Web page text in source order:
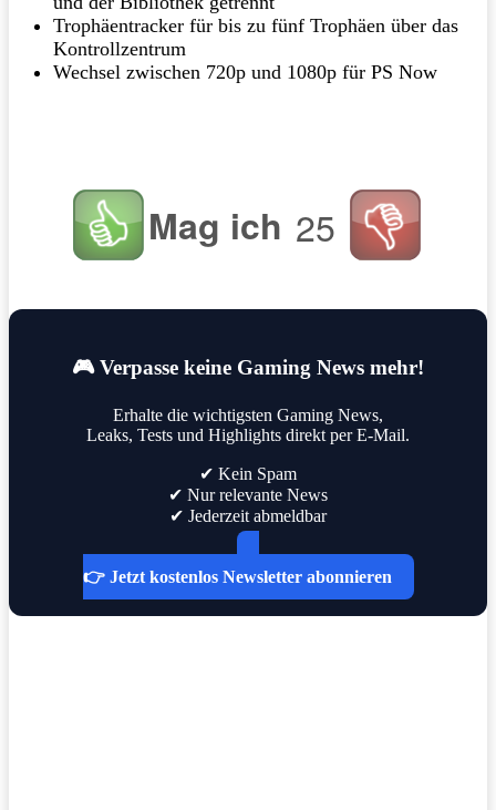
Trophäentracker für bis zu fünf Trophäen über das
Kontrollzentrum
Wechsel zwischen 720p und 1080p für PS Now
Mag ich 25
🎮 Verpasse keine Gaming News mehr!
Erhalte die wichtigsten Gaming News,
Leaks, Tests und Highlights direkt per E-Mail.
✔ Kein Spam
✔ Nur relevante News
✔ Jederzeit abmeldbar
👉 Jetzt kostenlos Newsletter abonnieren